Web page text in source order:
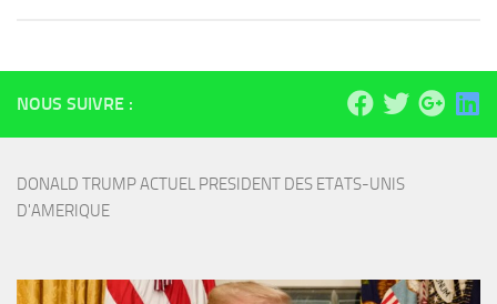
NOUS SUIVRE :
DONALD TRUMP ACTUEL PRESIDENT DES ETATS-UNIS
D'AMERIQUE